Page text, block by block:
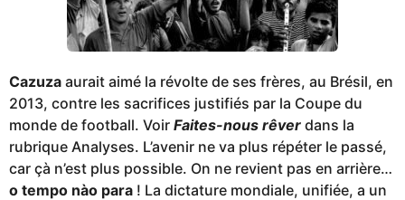
Cazuza aurait aimé la révolte de ses frères, au Brésil, en
2013, contre les sacrifices justifiés par la Coupe du
monde de football. Voir Faites-nous rêver dans la
rubrique Analyses. L’avenir ne va plus répéter le passé,
car çà n’est plus possible. On ne revient pas en arrière…
o tempo nào para ! La dictature mondiale, unifiée, a un